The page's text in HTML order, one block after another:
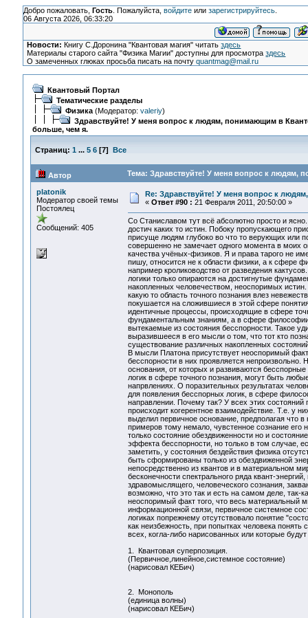
Добро пожаловать, Гость. Пожалуйста, войдитеили зарегистрируйтесь.
06 Августа 2026, 06:33:20
Новости: Книгу С.Доронина "Квантовая магия" читатьздесь
Материалы старого сайта "Физика Магии" доступны для просмотраздесь
О замеченных глюках просьба писать на почтуquantmag@mail.ru
Квантовый Портал
Тематические разделы
Физика(Модератор: valeriy)
Здравствуйте! У меня вопрос к людям, понимающим в
больше, чем я.
Страниц: 1 ... 5 6[7] Все
Автор Тема: Здравствуйте! У меня вопрос к людям,
platonik
Модератор своей темы
Постоялец
Сообщений: 405
Re: Здравствуйте! У меня вопрос к
« Ответ #90 : 21 Февраля 2011, 20:50:00 »
Со Станиславом тут всё абсолютно просто и
достич каких то истин. Побоку пропускающего
присуще людям глубоко во что то верующих или
совершенно не замечает одного момента в моих
качества учёных-физиков. Я и права тарого не
пишу, относится не к области физики, а к сфере
например кролиководство от разведения
логики только опираются на достигнутые
накопленных человечеством, неоспоримых
какую то область точного познания влез
покушается на сложившиеся в этой сфере
идентичные процессы, происходящие в сфере
фундаментальным знаниям, а в сфере
вытекаемые из состояния бесспорности. Такое
выразившееся в его мысли о том, что тот кто
существование различных накопленных
В мысли Платона присутствует неоспоримый
бесспорности в них проявляется
основания, от которых и развиваются
логик в сфере точного познания, могут быть
напрвлениях. О поразительных результатах
для появления бесспорных логик, в сфере
направлении. Почему так? У всех этих
происходит когерентное взаимодействие. Т.е. у
выделил первичное основание, предполагая что
примеров тому немало, чувстенное сознание его
только состояние обездвиженности но и
эффекта бесспорности, но только в том случае,
заметить, у состояния бездействия физика
быть сформированы только из обездвиженной
непосредственно из квантов и в материальном
бесконечности спектрального ряда квант-
здравомыслящего, человеческого сознания,
возможно, что это так и есть на самом деле,
неоспоримый факт того, что весь материальный
информационной связи, первичное системное
логиках попрежнему отсутствовало понятие
как неизбежность, при попытках человека
всех, когла-либо нарисованных или которые
1. Квантовая суперпозиция.
(Первичное,линейное,системное состояние)
(нарисовал КЕБич)
2. Монополь
(единица волны)
(нарисовал КЕБич)